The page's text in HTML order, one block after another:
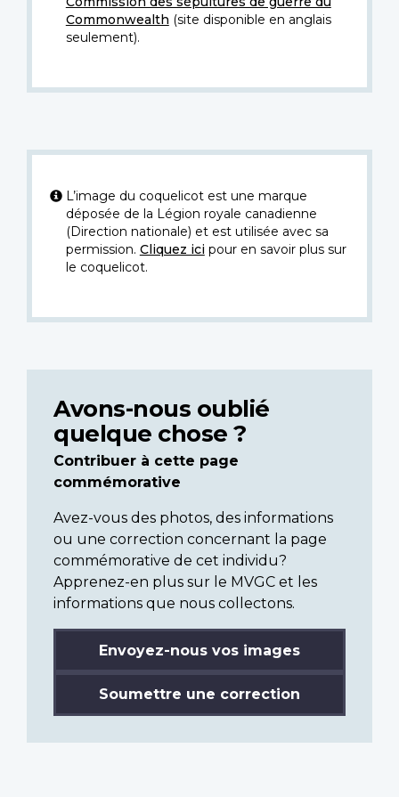
Commonwealth (site disponible en anglais
seulement).
L’image du coquelicot est une marque
déposée de la Légion royale canadienne
(Direction nationale) et est utilisée avec sa
permission. Cliquez icipour en savoir plus sur
le coquelicot.
Avons-nous oublié
quelque chose ?
Contribuer à cette page
commémorative
Avez-vous des photos, des informations
ou une correction concernant la page
commémorative de cet individu?
Apprenez-en plus sur le MVGC et les
informations que nous collectons.
Envoyez-nous vos images
Soumettre une correction